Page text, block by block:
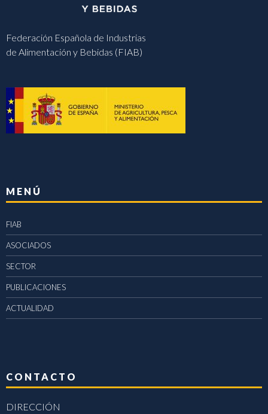
Federación Española de Industrias
de Alimentación y Bebidas (FIAB)
MENÚ
FIAB
ASOCIADOS
SECTOR
PUBLICACIONES
ACTUALIDAD
CONTACTO
DIRECCIÓN